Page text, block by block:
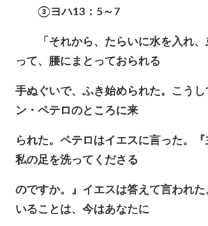
③ヨハ13：5～7
「それから、たらいに水を入れ、
って、腰にまとっておられる
手ぬぐいで、ふき始められた。こう
ン・ペテロのところに来
られた。ペテロはイエスに言った。『
私の足を洗ってくださる
のですか。』イエスは答えて言われ
いることは、今はあなたに